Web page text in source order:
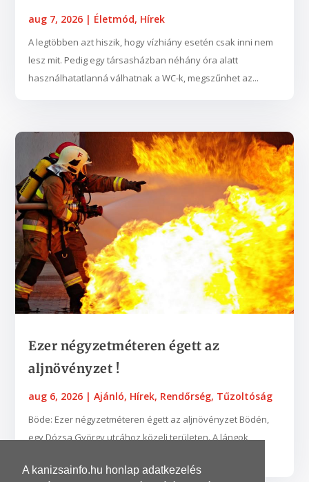
A kanizsainfo.hu honlap adatkezelés
aug 7, 2026 | Életmód, Hírek
A legtöbben azt hiszik, hogy vízhiány esetén csak inni nem
lesz mit. Pedig egy társasházban néhány óra alatt
használhatatlanná válhatnak a WC-k, megszűnhet az...
Ezer négyzetméteren égett az
aljnövényzet !
aug 6, 2026 |Ajánló, Hírek, Rendőrség, Tűzoltóság
Böde: Ezer négyzetméteren égett az aljnövényzet Bödén,
egy Dózsa György utcához közeli területen. A lángok